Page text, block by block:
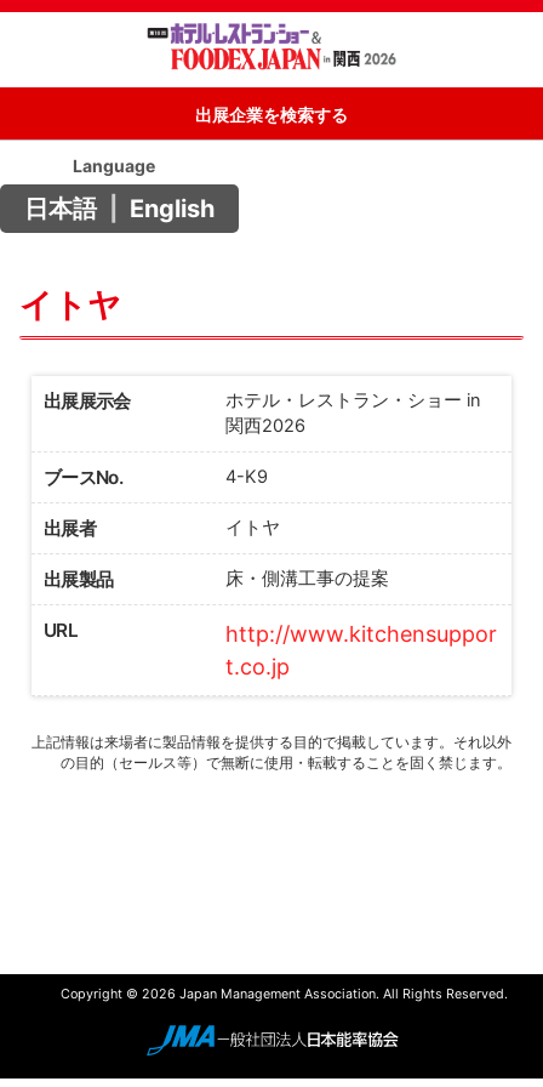
出展企業を検索する
Language
日本語 English
イトヤ
出展展示会
ホテル・レストラン・ショー in
関西2026
ブースNo. 4-K9
出展者 イトヤ
出展製品 床・側溝工事の提案
URL
http://www.kitchensuppor
t.co.jp
上記情報は来場者に製品情報を提供する目的で掲載しています。それ以外
の目的（セールス等）で無断に使用・転載することを固く禁じます。
Copyright © 2026 Japan Management Association. All Rights Reserved.